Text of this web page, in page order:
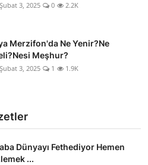
Şubat 3, 2025 0 2.2K
Merzifon'da Ne Yenir?Ne
Meşhur?
Şubat 3, 2025 1 1.9K
Dünyayı Fethediyor Hemen
...